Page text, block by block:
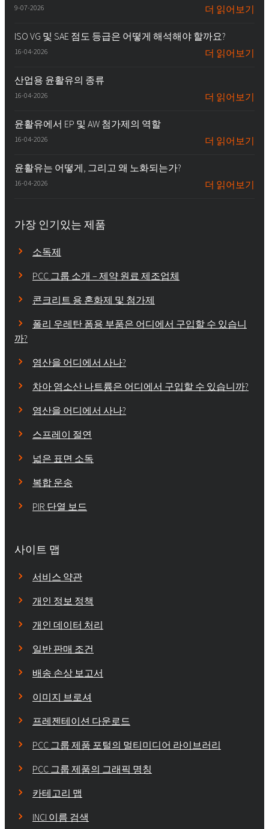
9-07-2026 더 읽어보기
ISO VG 및 SAE 점도 등급은 어떻게 해석해야 할까요?
16-04-2026 더 읽어보기
산업용 윤활유의 종류
16-04-2026 더 읽어보기
윤활유에서 EP 및 AW 첨가제의 역할
16-04-2026 더 읽어보기
윤활유는 어떻게, 그리고 왜 노화되는가?
16-04-2026 더 읽어보기
가장 인기있는 제품
소독제
PCC 그룹 소개 – 제약 원료 제조업체
콘크리트 용 혼화제 및 첨가제
폴리 우레탄 폼용 부품은 어디에서 구입할 수 있습니
까?
염산을 어디에서 사나?
차아 염소산 나트륨은 어디에서 구입할 수 있습니까?
염산을 어디에서 사나?
스프레이 절연
넓은 표면 소독
복합 운송
PIR 단열 보드
사이트 맵
서비스 약관
개인 정보 정책
개인 데이터 처리
일반 판매 조건
배송 손상 보고서
이미지 브로셔
프레젠테이션 다운로드
PCC 그룹 제품 포털의 멀티미디어 라이브러리
PCC 그룹 제품의 그래픽 명칭
카테고리 맵
INCI 이름 검색